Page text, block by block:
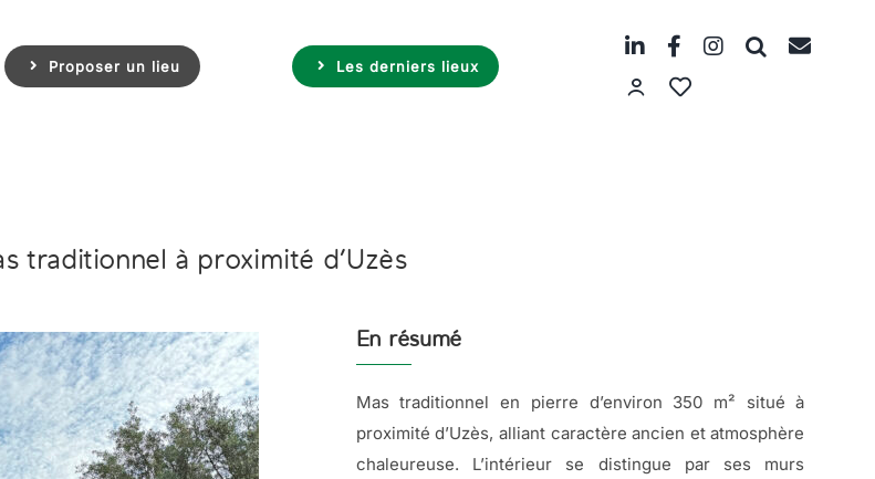
Proposer un lieu Les derniers lieux
traditionnel à proximité d’Uzès
En résumé
Mas traditionnel en pierre d’environ 350 m² situé à
proximité d’Uzès, alliant caractère ancien et atmosphère
chaleureuse. L’intérieur se distingue par ses murs